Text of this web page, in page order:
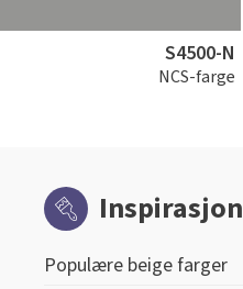
S4500-N
NCS-farge
Inspirasjon
Populære beige farger